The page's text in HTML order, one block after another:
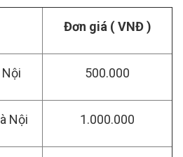
Đơn giá ( VNĐ )
500.000
Nội 1.000.000